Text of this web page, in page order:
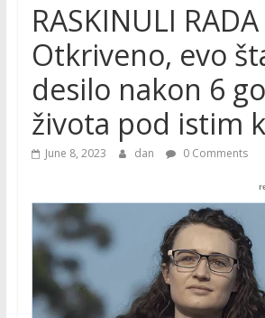
RASKINULI
Otkriveno, evo
desilo nakon 6
života pod istim
June 8, 2023 dan 0 Comments